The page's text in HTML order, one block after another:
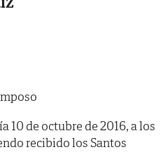
10 de octubre de 2016, a los
recibido los Santos